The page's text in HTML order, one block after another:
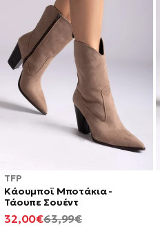
TFP
Κάουμποϊ Μποτάκια -
Τάουπε Σουέντ
ΚΑΝΟΝΙΚΉ
63,99€
ΕΛΆΧΙΣΤΗ
32,00€